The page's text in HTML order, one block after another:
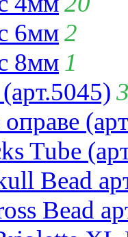
6мм2
8мм 1
Tube
Bead
Bead